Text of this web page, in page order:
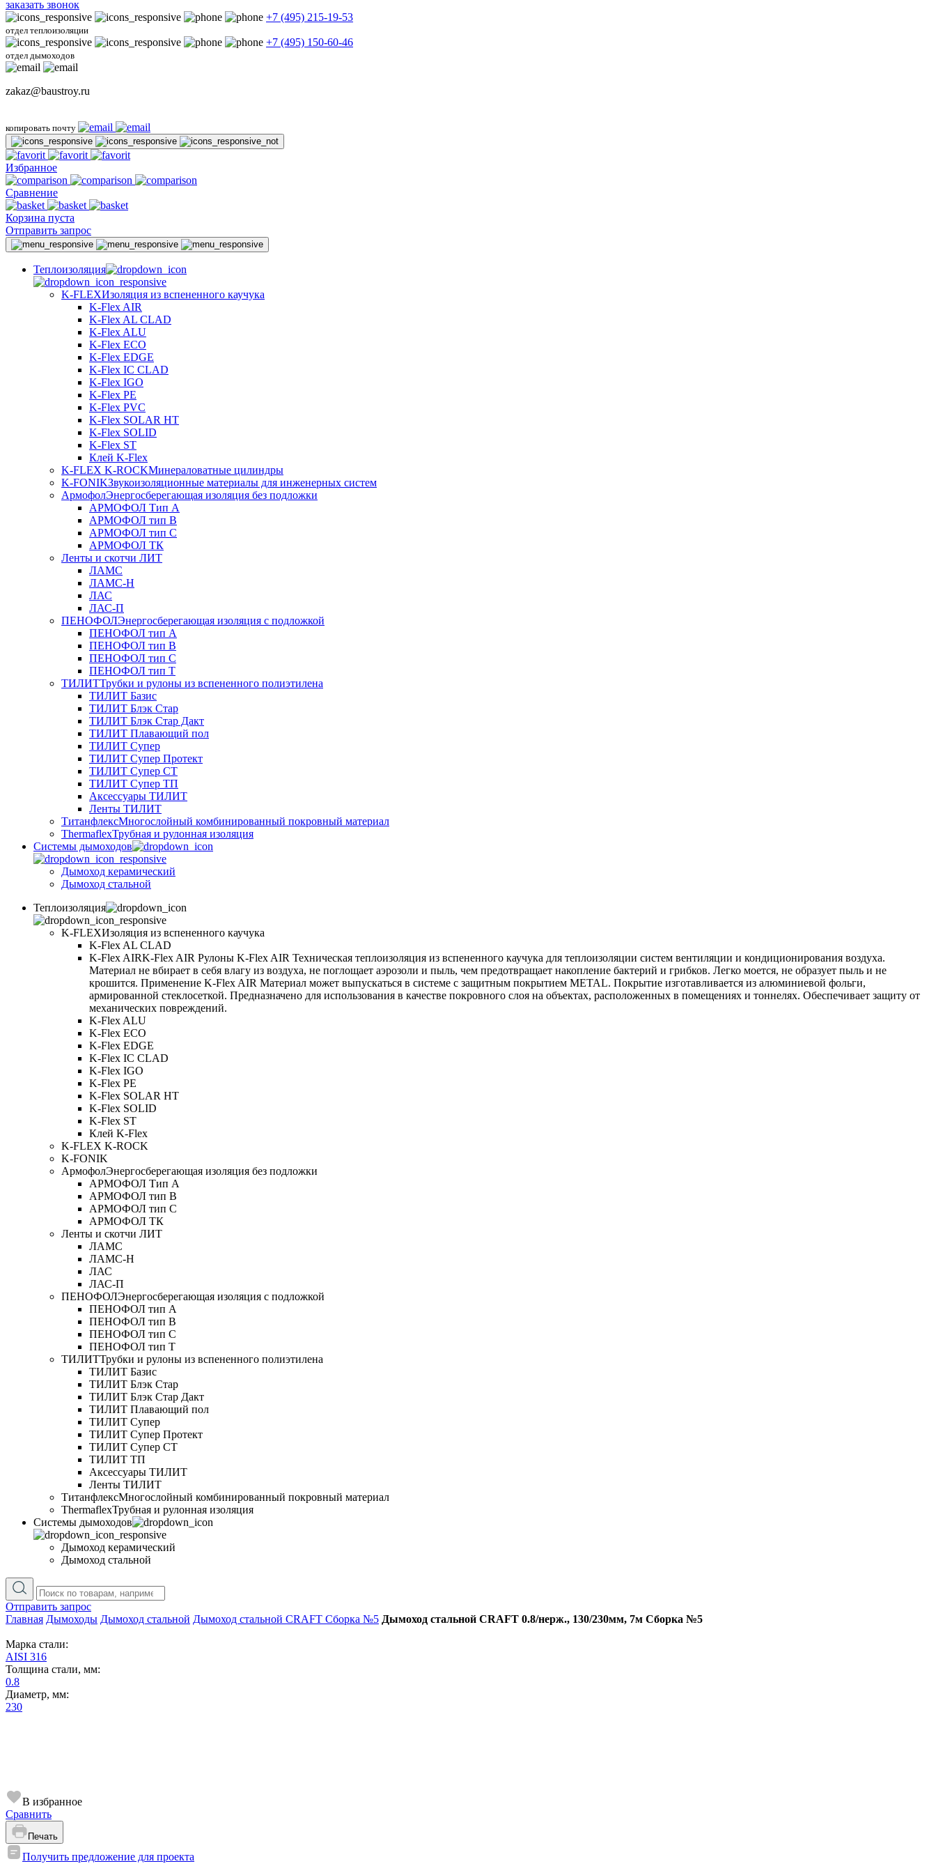
заказать звонок
+7 (495) 215-19-53
отдел теплоизоляции
+7 (495) 150-60-46
отдел дымоходов
zakaz@baustroy.ru
копировать почту
Избранное
Сравнение
Корзина пуста
Отправить запрос
Теплоизоляция
K-FLEXИзоляция из вспененного каучука
K-Flex AIR
K-Flex AL CLAD
K-Flex ALU
K-Flex ECO
K-Flex EDGE
K-Flex IC CLAD
K-Flex IGO
K-Flex PE
K-Flex PVC
K-Flex SOLAR HT
K-Flex SOLID
K-Flex ST
Клей K-Flex
K-FLEX K-ROCKМинераловатные цилиндры
K-FONIKЗвукоизоляционные материалы для инженерных систем
АрмофолЭнергосберегающая изоляция без подложки
АРМОФОЛ Тип А
АРМОФОЛ тип В
АРМОФОЛ тип C
АРМОФОЛ ТК
Ленты и скотчи ЛИТ
ЛАМС
ЛАМС-Н
ЛАС
ЛАС-П
ПЕНОФОЛЭнергосберегающая изоляция с подложкой
ПЕНОФОЛ тип А
ПЕНОФОЛ тип B
ПЕНОФОЛ тип C
ПЕНОФОЛ тип T
ТИЛИТТрубки и рулоны из вспененного полиэтилена
ТИЛИТ Базис
ТИЛИТ Блэк Стар
ТИЛИТ Блэк Стар Дакт
ТИЛИТ Плавающий пол
ТИЛИТ Супер
ТИЛИТ Супер Протект
ТИЛИТ Супер СТ
ТИЛИТ Супер ТП
Аксессуары ТИЛИТ
Ленты ТИЛИТ
ТитанфлексМногослойный комбинированный покровный материал
ThermaflexТрубная и рулонная изоляция
Cистемы дымоходов
Дымоход керамический
Дымоход стальной
Теплоизоляция
K-FLEXИзоляция из вспененного каучука
K-Flex AL CLAD
K-Flex AIRK-Flex AIR Рулоны K-Flex AIR Техническая теплоизоляция из вспененного каучука для теплоизоляции систем вентиляции и кондиционирования воздуха.
Материал не вбирает в себя влагу из воздуха, не поглощает аэрозоли и пыль, чем предотвращает накопление бактерий и грибков. Легко моется, не образует пыль и не
крошится. Применение K-Flex AIR Материал может выпускаться в системе c защитным покрытием METAL. Покрытие изготавливается из алюминиевой фольги,
армированной стеклосеткой. Предназначено для использования в качестве покровного слоя на объектах, расположенных в помещениях и тоннелях. Обеспечивает защиту от
механических повреждений.
K-Flex ALU
K-Flex ECO
K-Flex EDGE
K-Flex IC CLAD
K-Flex IGO
K-Flex PE
K-Flex SOLAR HT
K-Flex SOLID
K-Flex ST
Клей K-Flex
K-FLEX K-ROCK
K-FONIK
АрмофолЭнергосберегающая изоляция без подложки
АРМОФОЛ Тип А
АРМОФОЛ тип В
АРМОФОЛ тип C
АРМОФОЛ ТК
Ленты и скотчи ЛИТ
ЛАМС
ЛАМС-Н
ЛАС
ЛАС-П
ПЕНОФОЛЭнергосберегающая изоляция с подложкой
ПЕНОФОЛ тип А
ПЕНОФОЛ тип B
ПЕНОФОЛ тип C
ПЕНОФОЛ тип T
ТИЛИТТрубки и рулоны из вспененного полиэтилена
ТИЛИТ Базис
ТИЛИТ Блэк Стар
ТИЛИТ Блэк Стар Дакт
ТИЛИТ Плавающий пол
ТИЛИТ Супер
ТИЛИТ Супер Протект
ТИЛИТ Супер СТ
ТИЛИТ ТП
Аксессуары ТИЛИТ
Ленты ТИЛИТ
ТитанфлексМногослойный комбинированный покровный материал
ThermaflexТрубная и рулонная изоляция
Cистемы дымоходов
Дымоход керамический
Дымоход стальной
Отправить запрос
Главная Дымоходы Дымоход стальной Дымоход стальной CRAFT Сборка №5 Дымоход стальной CRAFT 0.8/нерж., 130/230мм, 7м Сборка №5
Марка стали:
AISI 316
Толщина стали, мм:
0.8
Диаметр, мм:
230
В избранное
Сравнить
Печать
Получить предложение для проекта